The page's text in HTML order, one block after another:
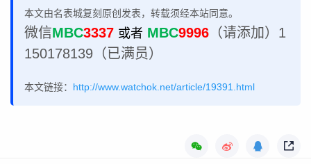
本文由名表城复刻原创发表，转载须经本站同意。
微信MBC3337 或者 MBC9996 （请添加）1
150178139（已满员）
本文链接： http://www.watchok.net/article/19391.html